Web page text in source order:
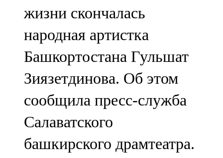
107,8 FM
Теләче
106,1 FM
Түбән Кама
102,6 FM
Чирмешән
107,7 FM
жизни скончалась
народная артистка
Башкортостана Гульшат
Зиязетдинова. Об этом
сообщила пресс-служба
Салаватского
башкирского драмтеатра.